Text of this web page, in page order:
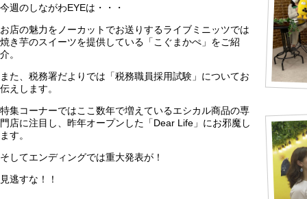
今週のしながわEYEは・・・
お店の魅力をノーカットでお送りするライブミニッツでは
焼き芋のスイーツを提供している「こぐまかぺ」をご紹
介。
また、税務署だよりでは「税務職員採用試験」についてお
伝えします。
特集コーナーではここ数年で増えているエシカル商品の専
門店に注目し、昨年オープンした「Dear Life」にお邪魔し
ます。
そしてエンディングでは重大発表が！
見逃すな！！